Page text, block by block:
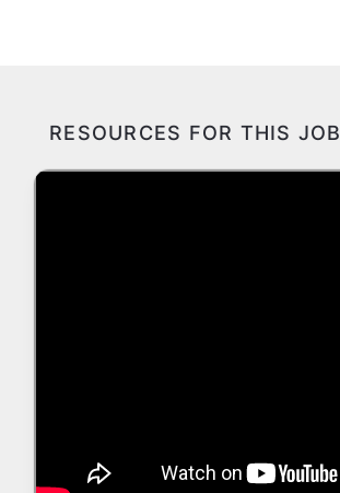
RESOURCES FOR THIS JOB